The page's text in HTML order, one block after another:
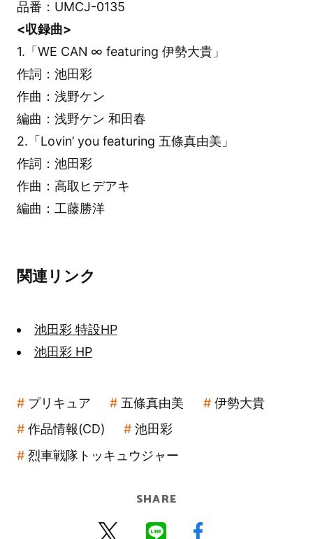
品番：UMCJ-0135
<収録曲>
1.「WE CAN ∞ featuring 伊勢大貴」
作詞：池田彩
作曲：浅野ケン
編曲：浅野ケン 和田春
2.「Lovin’ you featuring 五條真由美」
作詞：池田彩
作曲：高取ヒデアキ
編曲：工藤勝洋
関連リンク
池田彩 特設HP
池田彩 HP
プリキュア 五條真由美
伊勢大貴
作品情報(CD)
池田彩
烈車戦隊トッキュウジャー
SHARE